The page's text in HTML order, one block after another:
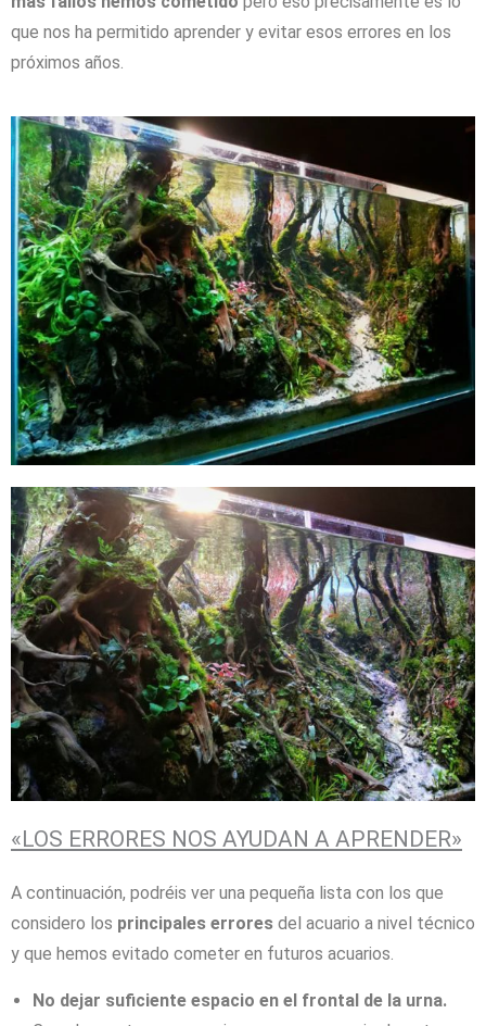
que nos ha permitido aprender y evitar esos errores en los
próximos años.
«LOS ERRORES NOS AYUDAN A APRENDER»
A continuación, podréis ver una pequeña lista con los que
considero los principales errores del acuario a nivel técnico
y que hemos evitado cometer en futuros acuarios.
No dejar suficiente espacio en el frontal de la urna.